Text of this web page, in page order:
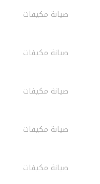
صيانة مكيفات
صيانة مكيفات
صيانة مكيفات
صيانة مكيفات
صيانة مكيفات